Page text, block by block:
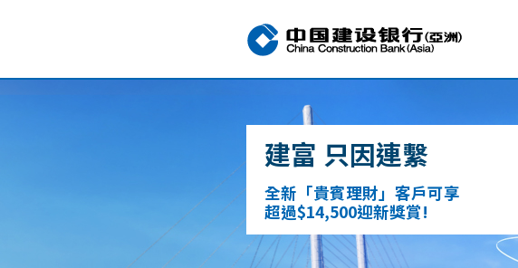
建富 只因連繫
全新「貴賓理財」客戶可享
超過$14,500迎新獎賞!